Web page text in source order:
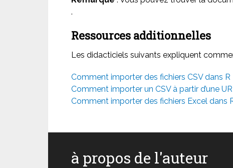
.
Ressources additionnelles
Les didacticiels suivants expliquent
Comment importer des fichiers CSV dans R
Comment importer un CSV à partir d’une
Comment importer des fichiers Excel dans
à propos de l'auteur